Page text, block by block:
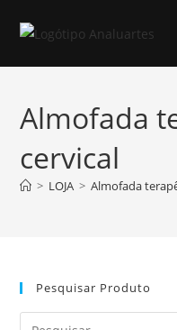
Almofada
cervical
> LOJA > Almofada
Pesquisar Produto